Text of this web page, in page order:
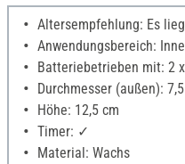
Altersempfehlung: Es
Anwendungsbereich:
Batteriebetrieben mit: 2
Durchmesser (außen):
Höhe: 12,5 cm
Timer: ✓
Material: Wachs